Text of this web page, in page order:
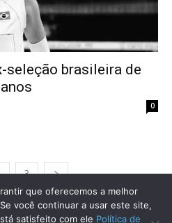
seleção brasileira de
0
3
que oferecemos a melhor
você continuar a usar este site,
satisfeito com ele Política de